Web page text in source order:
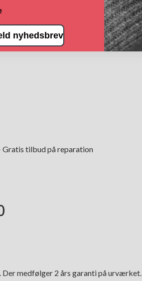
tilbud på reparation
medfølger 2 års garanti på urværket.
nyhedsbrev